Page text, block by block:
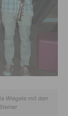
Wiegele mit den